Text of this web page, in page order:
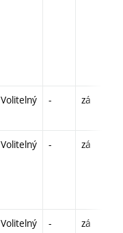
Volitelný - zá
Volitelný - zá
Volitelný - zá